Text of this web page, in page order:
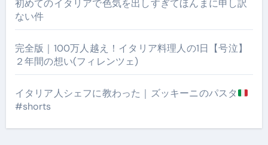
初めてのイタリアで色気を出しすぎてほんまに申し訳
ない件
完全版｜100万人越え！イタリア料理人の1日【号泣】
２年間の想い(フィレンツェ)
イタリア人シェフに教わった｜ズッキーニのパスタ
#shorts